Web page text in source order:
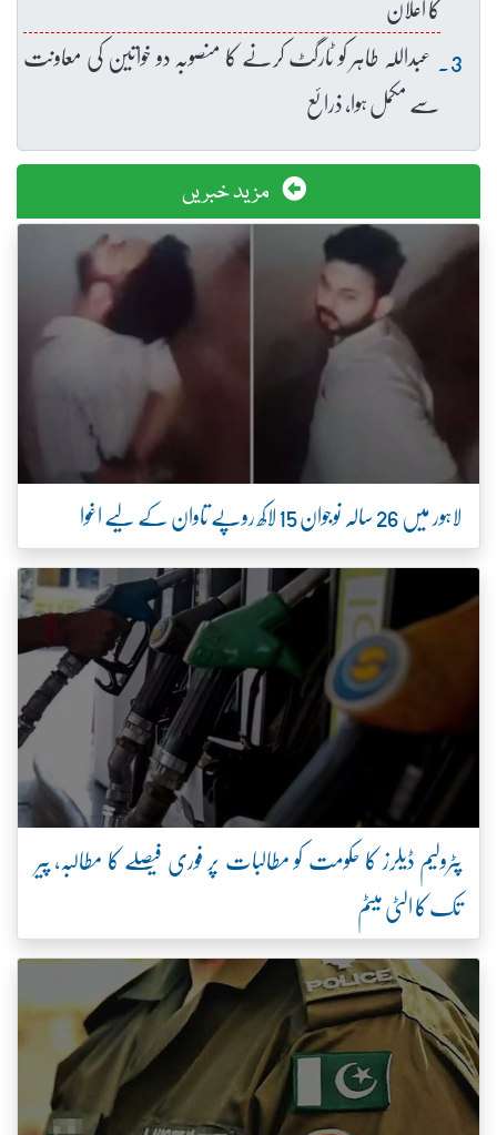
عبداللہ طاہر کو ٹارگٹ کرنے کا منصوبہ دو خواتین کی معاونت
سے مکمل ہوا، ذرائع
مزید خبریں
لاہور میں 26 سالہ نوجوان 15 لاکھ روپے تاوان کے لیے اغوا
پٹرولیم ڈیلرز کا حکومت کو مطالبات پر فوری فیصلے کا مطالبہ، پیر
تک کا الٹی میٹم